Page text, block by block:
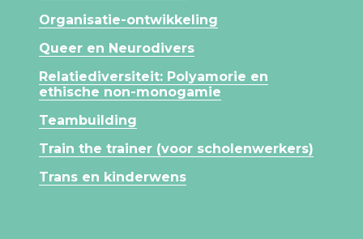
Organisatie-ontwikkeling
Queer en Neurodivers
Relatiediversiteit: Polyamorie en
ethische non-monogamie
Teambuilding
Train the trainer (voor scholenwerkers)
Trans en kinderwens